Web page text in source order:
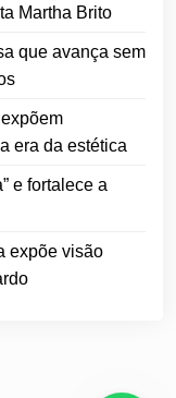
Martha Brito
que avança sem
era da estética
e fortalece a
expõe visão